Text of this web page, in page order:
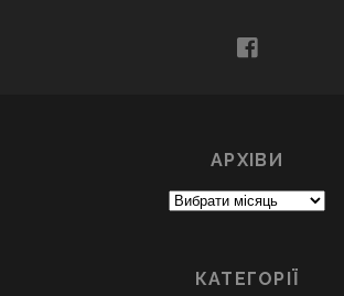
facebook
АРХІВИ
Архіви
КАТЕГОРІЇ